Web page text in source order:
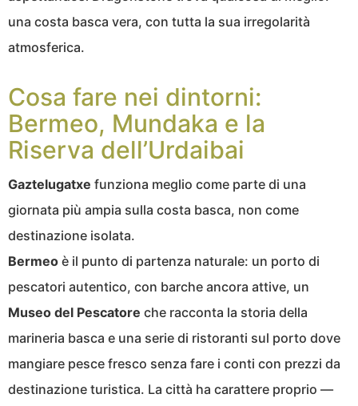
una costa basca vera, con tutta la sua irregolarità
atmosferica.
Cosa fare nei dintorni:
Bermeo, Mundaka e la
Riserva dell’Urdaibai
Gaztelugatxe funziona meglio come parte di una
giornata più ampia sulla costa basca, non come
destinazione isolata.
Bermeo è il punto di partenza naturale: un porto di
pescatori autentico, con barche ancora attive, un
Museo del Pescatore che racconta la storia della
marineria basca e una serie di ristoranti sul porto dove
mangiare pesce fresco senza fare i conti con prezzi da
destinazione turistica. La città ha carattere proprio —